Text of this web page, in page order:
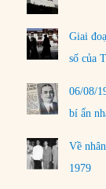
Giai
số của
06/08/
bí ẩn
Về
1979